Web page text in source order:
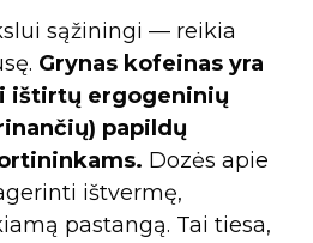
sąžiningi — reikia
Grynas kofeinas yra
ištirtų ergogeninių
papildų
Dozės apie
ištvermę,
pastangą. Tai tiesa,